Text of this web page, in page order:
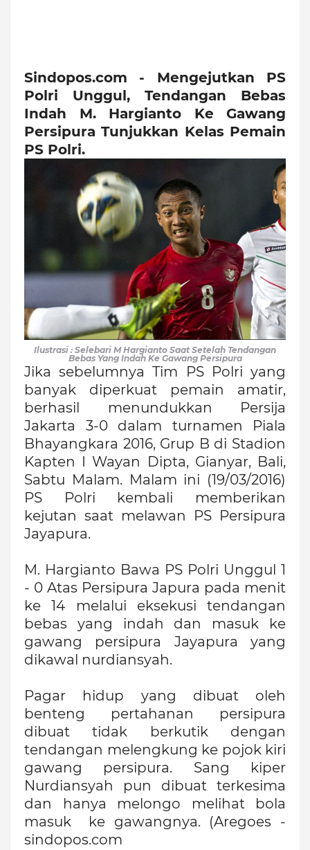
Sindopos.com - Mengejutkan PS
Polri Unggul, Tendangan Bebas
Indah M. Hargianto Ke Gawang
Persipura Tunjukkan Kelas Pemain
PS Polri.
Ilustrasi : Selebari M Hargianto Saat Setelah Tendangan
Bebas Yang Indah Ke Gawang Persipura
Jika sebelumnyaTim PS Polri yang
banyak diperkuat pemain amatir,
berhasil menundukkan Persija
Jakarta 3-0 dalam turnamen Piala
Bhayangkara 2016, Grup B di Stadion
Kapten I Wayan Dipta, Gianyar, Bali,
Sabtu Malam. Malam ini (19/03/2016)
PS Polri kembali memberikan
kejutan saat melawan PS Persipura
Jayapura.
M. Hargianto Bawa PS Polri Unggul 1
- 0 Atas Persipura Japura pada menit
ke 14 melalui eksekusi tendangan
bebas yang indah dan masuk ke
gawang persipura Jayapura yang
dikawal nurdiansyah.
Pagar hidup yang dibuat oleh
benteng pertahanan persipura
dibuat tidak berkutik dengan
tendangan melengkung ke pojok kiri
gawang persipura. Sang kiper
Nurdiansyah pun dibuat terkesima
dan hanya melongo melihat bola
masuk ke gawangnya. (Aregoes -
sindopos.com